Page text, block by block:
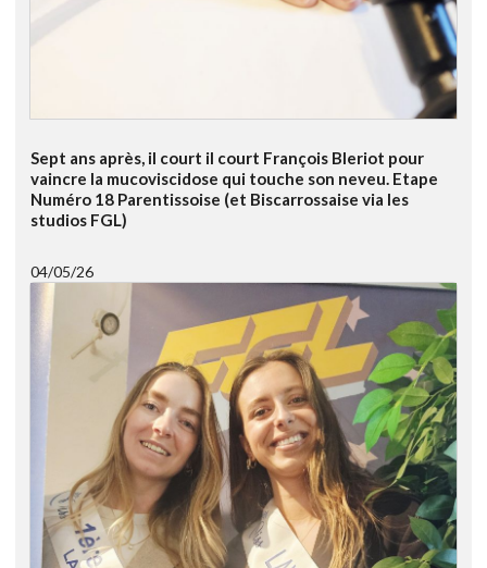
Sept ans après, il court il court François Bleriot pour
vaincre la mucoviscidose qui touche son neveu. Etape
Numéro 18 Parentissoise (et Biscarrossaise via les
studios FGL)
04/05/26